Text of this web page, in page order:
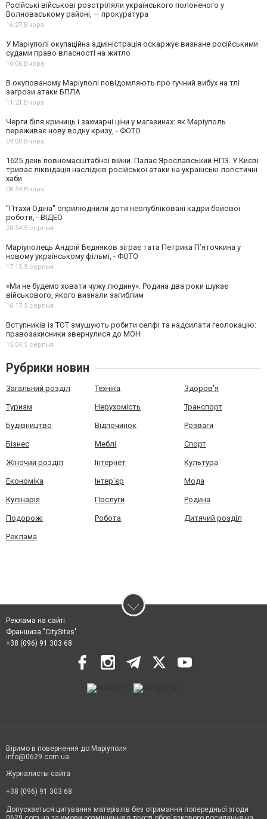
Російські військові розстріляли українського полоненого у
Волноваському районі, — прокуратура
16:27,Вчора
У Маріуполі окупаційна адміністрація оскаржує визнане російськими
судами право власності на житло
16:06,Вчора
В окупованому Маріуполі повідомляють про гучний вибух на тлі
загрози атаки БПЛА
11:21,Вчора
Черги біля криниць і захмарні ціни у магазинах: як Маріуполь
переживає нову водну кризу, - ФОТО
09:00,Вчора
1625 день повномасштабної війни. Палає Ярославський НПЗ. У Києві
триває ліквідація наслідків російської атаки на українські логістичні
хаби
08:54,Вчора
"Птахи Одіна" оприлюднили доти неопубліковані кадри бойової
роботи, - ВІДЕО
20:54,5 серпня
Маріуполець Андрій Бєдняков зіграє тата Петрика П’яточкина у
новому українському фільмі, - ФОТО
17:15,5 серпня
«Ми не будемо ховати чужу людину». Родина два роки шукає
військового, якого визнали загиблим
16:17,5 серпня
Вступників із ТОТ змушують робити селфі та надсилати геолокацію:
правозахисники звернулися до МОН
15:04,5 серпня
Рубрики новин
Загальний розділ Техніка Здоров'я
Туризм Нерухомість Транспорт
Будівництво Відпочинок Розваги
Бізнес Меблі Спорт
Жіночий розділ Інтернет Культура
Економіка Інтер'єр Мода
Кулінарія Послуги Родина
Подорожі Робота Дитячий розділ
Реклама
Реклама на сайті
Франшиза "CitySites"
+38 (096) 91 303 68
Віримо в повернення до Маріуполя
info@0629.com.ua
Журналисты сайта
+38 (096) 91 303 68
Допускається цитування матеріалів без отримання попередньої згоди